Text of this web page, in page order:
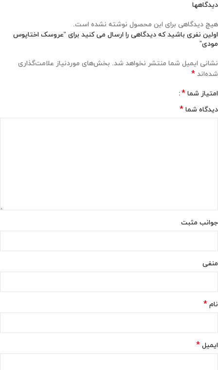
دیدگاهها
هیچ دیدگاهی برای این محصول نوشته نشده است.
اولین نفری باشید که دیدگاهی را ارسال می کنید برای “عروسک اختاپوس
مودی”
نشانی ایمیل شما منتشر نخواهد شد. بخش‌های موردنیاز علامت‌گذاری
شده‌اند *
امتیاز شما *
دیدگاه شما *
جوانب مثبت
منفی
نام *
ایمیل *